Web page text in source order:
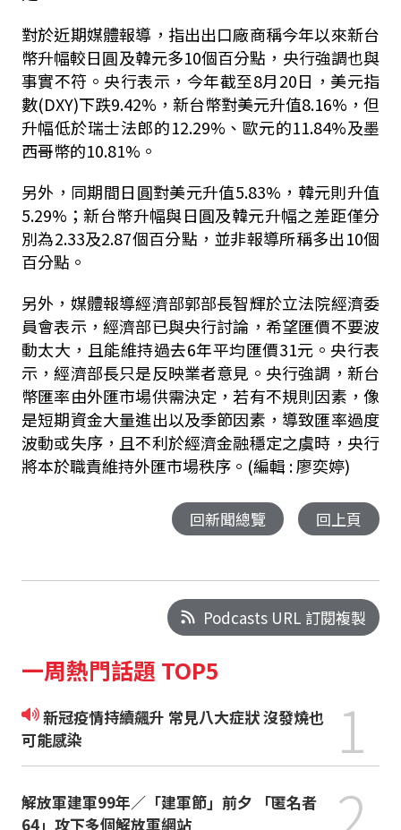
對於近期媒體報導，指出出口廠商稱今年以來新台
幣升幅較日圓及韓元多10個百分點，央行強調也與
事實不符。央行表示，今年截至8月20日，美元指
數(DXY)下跌9.42% ，新台幣對美元升值8.16% ，但
升幅低於瑞士法郎的12.29% 、歐元的11.84%及墨
西哥幣的10.81% 。
另外，同期間日圓對美元升值5.83% ，韓元則升值
5.29% ；新台幣升幅與日圓及韓元升幅之差距僅分
別為2.33及2.87個百分點，並非報導所稱多出10個
百分點。
另外，媒體報導經濟部郭部長智輝於立法院經濟委
員會表示，經濟部已與央行討論，希望匯價不要波
動太大，且能維持過去6年平均匯價31元。央行表
示，經濟部長只是反映業者意見。央行強調，新台
幣匯率由外匯市場供需決定，若有不規則因素，像
是短期資金大量進出以及季節因素，導致匯率過度
波動或失序，且不利於經濟金融穩定之虞時，央行
將本於職責維持外匯市場秩序。(編輯 : 廖奕婷)
回新聞總覽 回上頁
Podcasts URL 訂閱複製
一周熱門話題 TOP5
新冠疫情持續飆升 常見八大症狀 沒發燒也
可能感染
1
解放軍建軍99年／「建軍節」前夕 「匿名者
64」攻下多個解放軍網站
2